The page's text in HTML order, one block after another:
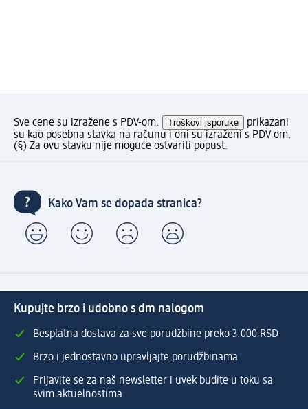
Sve cene su izražene s PDV-om. Troškovi isporuke
prikazani
su kao posebna stavka na računu i oni su izraženi s PDV-om.
(§) Za ovu stavku nije moguće ostvariti popust.
Kako Vam se dopada stranica?
Kupujte brzo i udobno s dm nalogom
Besplatna dostava za sve porudžbine preko 3.000 RSD
Brzo i jednostavno upravljajte porudžbinama
Prijavite se za naš newsletter i uvek budite u toku sa
svim aktuelnostima